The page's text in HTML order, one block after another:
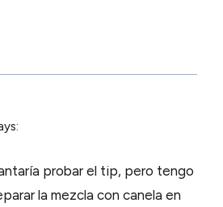
probar el tip, pero tengo
la mezcla con canela en